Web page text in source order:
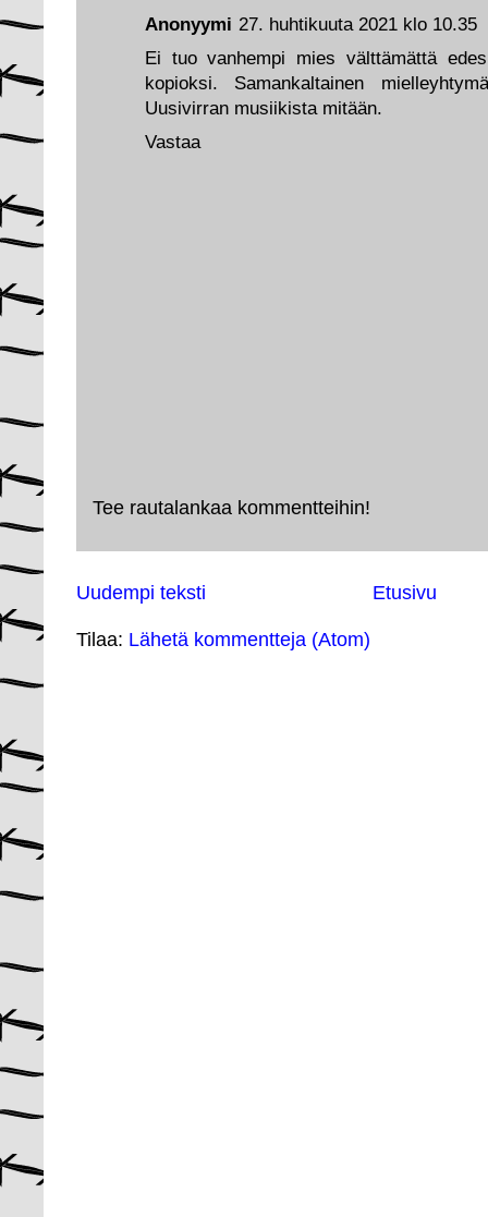
Anonyymi 27. huhtikuuta 2021 klo 10.35
Ei tuo vanhempi mies välttämättä
kopioksi. Samankaltainen
Uusivirran musiikista mitään.
Vastaa
Tee rautalankaa kommentteihin!
Uudempi teksti Etusivu
Tilaa: Lähetä kommentteja (Atom)